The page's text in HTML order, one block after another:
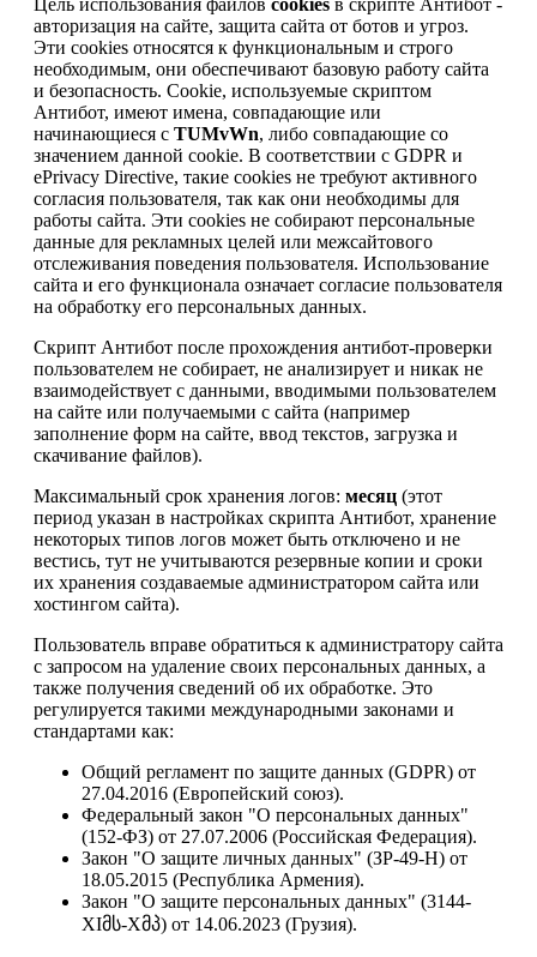
авторизация на сайте, защита сайта от ботов и угроз.
Эти cookies относятся к функциональным и строго
необходимым, они обеспечивают базовую работу сайта
и безопасность. Cookie, используемые скриптом
Антибот, имеют имена, совпадающие или
начинающиеся с TUMvWn, либо совпадающие со
значением данной cookie. В соответствии с GDPR и
ePrivacy Directive, такие cookies не требуют активного
согласия пользователя, так как они необходимы для
работы сайта. Эти cookies не собирают персональные
данные для рекламных целей или межсайтового
отслеживания поведения пользователя. Использование
сайта и его функционала означает согласие пользователя
на обработку его персональных данных.
Скрипт Антибот после прохождения антибот-проверки
пользователем не собирает, не анализирует и никак не
взаимодействует с данными, вводимыми пользователем
на сайте или получаемыми с сайта (например
заполнение форм на сайте, ввод текстов, загрузка и
скачивание файлов).
Максимальный срок хранения логов: месяц (этот
период указан в настройках скрипта Антибот, хранение
некоторых типов логов может быть отключено и не
вестись, тут не учитываются резервные копии и сроки
их хранения создаваемые администратором сайта или
хостингом сайта).
Пользователь вправе обратиться к администратору сайта
с запросом на удаление своих персональных данных, а
также получения сведений об их обработке. Это
регулируется такими международными законами и
стандартами как:
Общий регламент по защите данных (GDPR) от
27.04.2016 (Европейский союз).
Федеральный закон "О персональных данных"
(152-ФЗ) от 27.07.2006 (Российская Федерация).
Закон "О защите личных данных" (ЗР-49-Н) от
18.05.2015 (Республика Армения).
Закон "О защите персональных данных" (3144-
XIმს-Xმპ) от 14.06.2023 (Грузия).